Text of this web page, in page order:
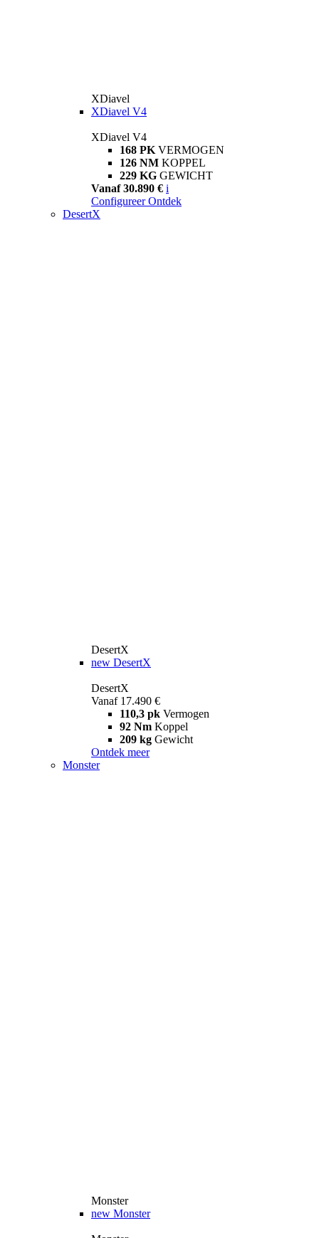
XDiavel
XDiavel V4
XDiavel V4
168 PK VERMOGEN
126 NM KOPPEL
229 KG GEWICHT
Vanaf 30.890 € i
Configureer Ontdek
DesertX
DesertX
new DesertX
DesertX
Vanaf 17.490 €
110,3 pk Vermogen
92 Nm Koppel
209 kg Gewicht
Ontdek meer
Monster
Monster
new Monster